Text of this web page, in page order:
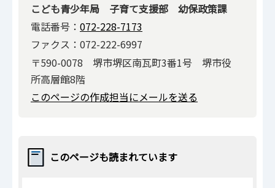
こども青少年局 子育て支援部 幼保政策課
電話番号： 072-228-7173
ファクス：072-222-6997
〒590-0078 堺市堺区南瓦町3番1号 堺市役
所高層館8階
このページの作成担当にメールを送る
このページも読まれています